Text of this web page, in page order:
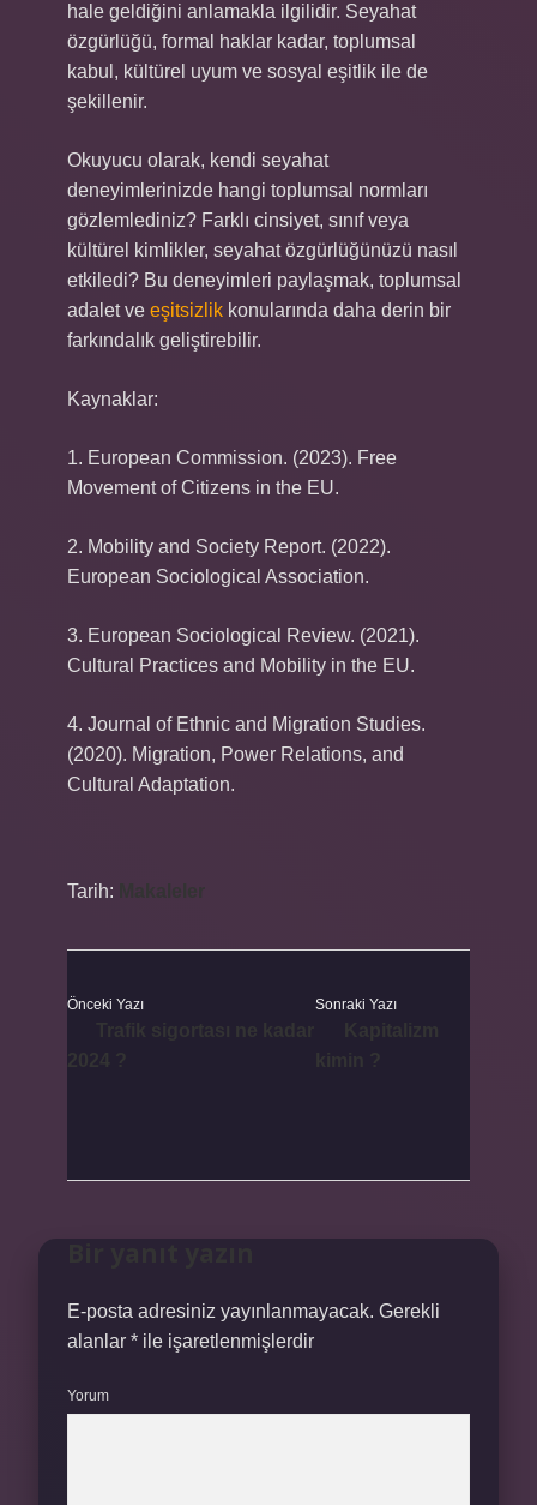
hale geldiğini anlamakla ilgilidir. Seyahat
özgürlüğü, formal haklar kadar, toplumsal
kabul, kültürel uyum ve sosyal eşitlik ile de
şekillenir.
Okuyucu olarak, kendi seyahat
deneyimlerinizde hangi toplumsal normları
gözlemlediniz? Farklı cinsiyet, sınıf veya
kültürel kimlikler, seyahat özgürlüğünüzü nasıl
etkiledi? Bu deneyimleri paylaşmak, toplumsal
adalet ve eşitsizlik konularında daha derin bir
farkındalık geliştirebilir.
Kaynaklar:
1. European Commission. (2023). Free
Movement of Citizens in the EU.
2. Mobility and Society Report. (2022).
European Sociological Association.
3. European Sociological Review. (2021).
Cultural Practices and Mobility in the EU.
4. Journal of Ethnic and Migration Studies.
(2020). Migration, Power Relations, and
Cultural Adaptation.
Tarih:
Önceki Yazı Sonraki Yazı
E-posta adresiniz yayınlanmayacak. Gerekli
alanlar * ile işaretlenmişlerdir
Yorum